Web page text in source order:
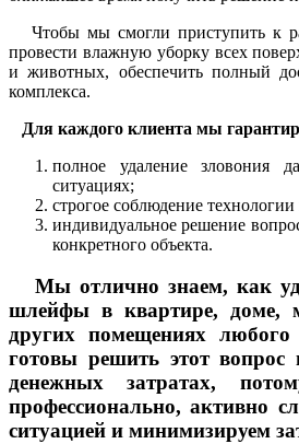
Чтобы мы смогли приступить к
провести влажную уборку всех
и животных, обеспечить полный
комплекса.
Для каждого клиента мы
полное удаление зловония
ситуациях;
строгое соблюдение технологии
индивидуальное решение
конкретного объекта.
Мы отлично знаем, как
шлейфы в квартире, доме,
других помещениях любого
готовы решить этот
денежных затратах,
профессионально, активно
ситуацией и минимизируем